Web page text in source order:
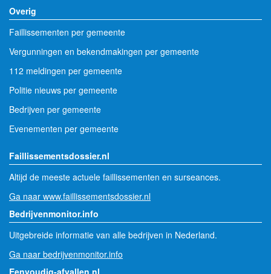
Overig
Faillissementen per gemeente
Vergunningen en bekendmakingen per gemeente
112 meldingen per gemeente
Politie nieuws per gemeente
Bedrijven per gemeente
Evenementen per gemeente
Faillissementsdossier.nl
Altijd de meeste actuele faillissementen en surseances.
Ga naar www.faillissementsdossier.nl
Bedrijvenmonitor.info
Uitgebreide informatie van alle bedrijven in Nederland.
Ga naar bedrijvenmonitor.info
Eenvoudig-afvallen.nl